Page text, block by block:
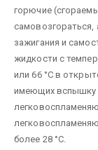
горючие
самовозгораться,
зажигания и
жидкости с
или 66 °С в
имеющих вспышку
более 28 °С.